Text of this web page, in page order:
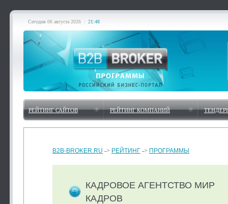
Сегодня 06 августа 2026 21:48
РЕЙТИНГ САЙТОВ РЕЙТИНГ КОМПАНИЙ
B2B-BROKER.RU -> РЕЙТИНГ -> ПРОГРАММЫ
КАДРОВОЕ АГЕНТСТВО МИР
КАДРОВ